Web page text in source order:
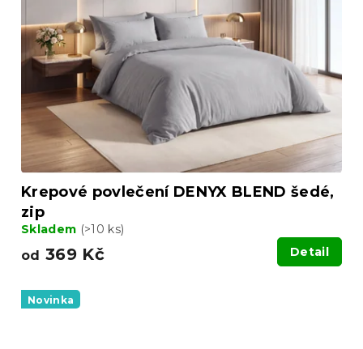
Krepové povlečení DENYX BLEND šedé,
zip
Skladem (>10 ks)
od 369 Kč Detail
Novinka